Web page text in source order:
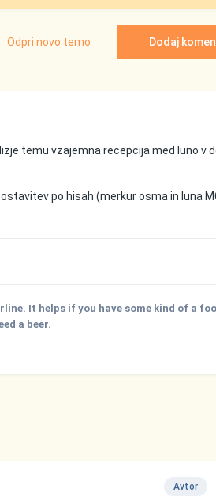
Dodaj
Odpri novo temo
temu vzajemna recepcija med luno v
po hisah (merkur osma in luna
It helps if you have some kind of a
a beer.
Avtor